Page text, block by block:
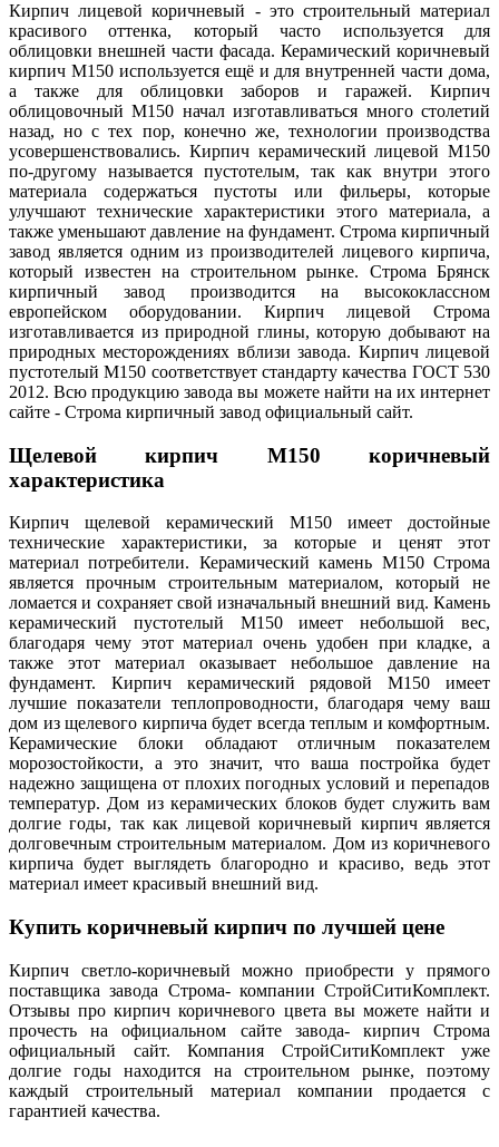
Кирпич лицевой коричневый - это строительный материал
красивого оттенка, который часто используется для
облицовки внешней части фасада. Керамический коричневый
кирпич М150 используется ещё и для внутренней части дома,
а также для облицовки заборов и гаражей. Кирпич
облицовочный М150 начал изготавливаться много столетий
назад, но с тех пор, конечно же, технологии производства
усовершенствовались. Кирпич керамический лицевой М150
по-другому называется пустотелым, так как внутри этого
материала содержаться пустоты или фильеры, которые
улучшают технические характеристики этого материала, а
также уменьшают давление на фундамент. Строма кирпичный
завод является одним из производителей лицевого кирпича,
который известен на строительном рынке. Строма Брянск
кирпичный завод производится на высококлассном
европейском оборудовании. Кирпич лицевой Строма
изготавливается из природной глины, которую добывают на
природных месторождениях вблизи завода. Кирпич лицевой
пустотелый М150 соответствует стандарту качества ГОСТ 530
2012. Всю продукцию завода вы можете найти на их интернет
сайте - Строма кирпичный завод официальный сайт.
Щелевой кирпич М150 коричневый
характеристика
Кирпич щелевой керамический М150 имеет достойные
технические характеристики, за которые и ценят этот
материал потребители. Керамический камень М150 Строма
является прочным строительным материалом, который не
ломается и сохраняет свой изначальный внешний вид. Камень
керамический пустотелый М150 имеет небольшой вес,
благодаря чему этот материал очень удобен при кладке, а
также этот материал оказывает небольшое давление на
фундамент. Кирпич керамический рядовой М150 имеет
лучшие показатели теплопроводности, благодаря чему ваш
дом из щелевого кирпича будет всегда теплым и комфортным.
Керамические блоки обладают отличным показателем
морозостойкости, а это значит, что ваша постройка будет
надежно защищена от плохих погодных условий и перепадов
температур. Дом из керамических блоков будет служить вам
долгие годы, так как лицевой коричневый кирпич является
долговечным строительным материалом. Дом из коричневого
кирпича будет выглядеть благородно и красиво, ведь этот
материал имеет красивый внешний вид.
Купить коричневый кирпич по лучшей цене
Кирпич светло-коричневый можно приобрести у прямого
поставщика завода Строма- компании СтройСитиКомплект.
Отзывы про кирпич коричневого цвета вы можете найти и
прочесть на официальном сайте завода- кирпич Строма
официальный сайт. Компания СтройСитиКомплект уже
долгие годы находится на строительном рынке, поэтому
каждый строительный материал компании продается с
гарантией качества.